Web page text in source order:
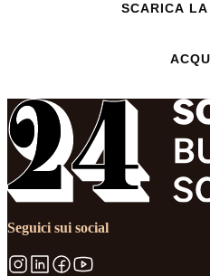
SCARICA
Seguici sui social